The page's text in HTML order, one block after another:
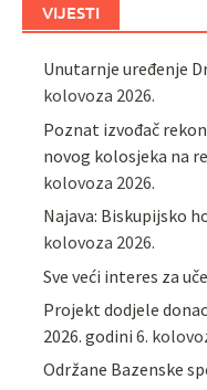
VIJESTI
Unutarnje uređenje
kolovoza 2026.
Poznat izvođač
novog kolosjeka na
kolovoza 2026.
Najava: Biskupijsko
kolovoza 2026.
Sve veći interes za
Projekt dodjele
2026. godini 6.
Održane Bazenske